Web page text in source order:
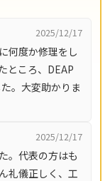
修5万円〜、棟
円〜、葺き替え
は無料で、最短
・月〜土）。対
東京都全域（23
2025/12/17
何度か修理をし
ところ、DEAP
。大変助かりま
2025/12/17
。代表の方はも
礼儀正しく、工